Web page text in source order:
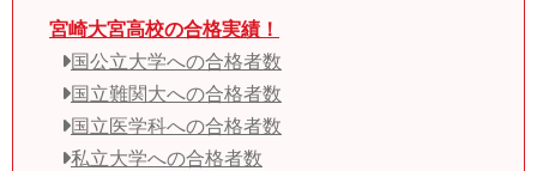
宮崎大宮高校の合格実績！
国公立大学への合格者数
国立難関大への合格者数
国立医学科への合格者数
私立大学への合格者数